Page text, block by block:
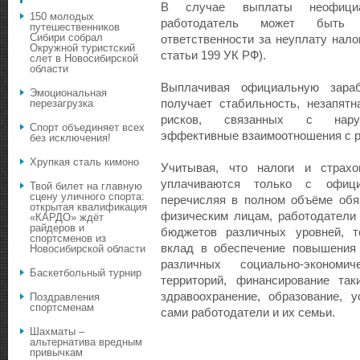
В случае выплаты
работодатель может быть
ответственности за неуплату
статьи 199 УК РФ).
Выплачивая официальную
получает стабильность,
рисков, связанных с
эффективные взаимоотношения с
Учитывая, что налоги и
уплачиваются только с
перечисляя в полном объёме
физическим лицам,
бюджетов различных уровней,
вклад в обеспечение
различных социально-
территорий, финансирование
здравоохранение, образование,
сами работодатели и их семьи.
150 молодых
путешественников
Сибири собрал
Окружной туристский
слет в Новосибирской
области
Эмоциональная
перезагрузка
Спорт объединяет всех
без исключения!
Хрупкая сталь кимоно
Твой билет на главную
сцену уличного спорта:
открытая квалификация
«КАРДО» ждёт
райдеров и
спортсменов из
Новосибирской области
Баскетбольный турнир
Поздравления
спортсменам
Шахматы –
альтернатива вредным
привычкам